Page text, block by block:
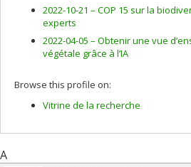
2022-10-21 – COP 15 sur la
experts
2022-04-05 – Obtenir une vue
végétale grâce à l’IA
Browse this profile on:
Vitrine de la recherche
A